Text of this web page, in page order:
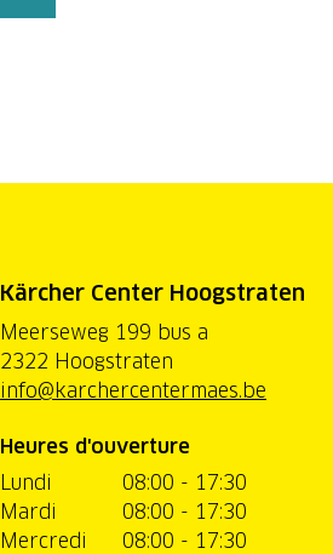
Kärcher Center Hoogstraten
Meerseweg 199 bus a
2322 Hoogstraten
info@karchercentermaes.be
Heures d'ouverture
Lundi
08:00 - 17:30
Mardi
08:00 - 17:30
Mercredi
08:00 - 17:30